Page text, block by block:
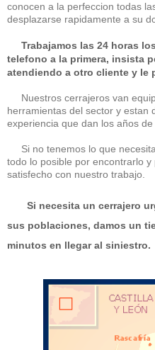
conocen a la perfeccion todas
desplazarse rapidamente a su
Trabajamos las 24 horas
telefono a la primera, insista
atendiendo a otro cliente y le
Nuestros cerrajeros van
herramientas del sector y estan
experiencia que dan los años
Si no tenemos lo que
todo lo posible por encontrarlo
satisfecho con nuestro trabajo.
Si necesita un cerrajero
sus poblaciones, damos un
minutos en llegar al siniestro.